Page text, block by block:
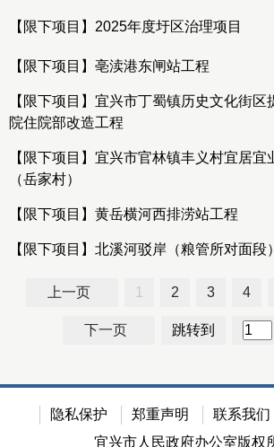
【限下项目】2025年度圩区治理项目
【限下项目】亳渎港东闸站工程
【限下项目】宜兴市丁蜀镇历史文化街
院住院部改造工程
【限下项目】宜兴市官林镇丰义村宜居宜
（岳家村）
【限下项目】黄岳横河西排涝站工程
【限下项目】北溪河驳岸（粮管所对面段
上一页 1 2 3 4
下一页 跳转到
隐私保护 郑重声明 联系我们
宜兴市人民政府办公室版权